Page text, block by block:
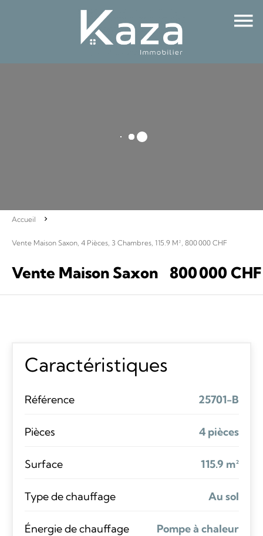
Accueil
Vente Maison Saxon, 4 Pièces, 3 Chambres, 115.9 M², 800 000 CHF
Vente Maison Saxon 800 000 CHF
Caractéristiques
Référence 25701-B
Pièces 4 pièces
Surface 115.9 m²
Type de chauffage Au sol
Énergie de chauffage Pompe à chaleur